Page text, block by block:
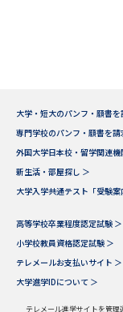
大学・短大のパンフ・願書を
専門学校のパンフ・願書を請
外国大学日本校・留学関連機
新生活・部屋探し ＞
大学入学共通テスト「受験案
高等学校卒業程度認定試験 ＞
小学校教員資格認定試験 ＞
テレメールお支払いサイト ＞
大学進学IDについて ＞
テレメール進学サイトを管